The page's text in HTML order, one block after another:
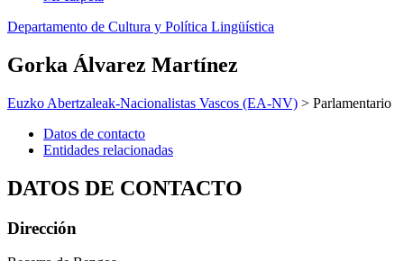
Departamento de Cultura y Política Lingüística
Gorka Álvarez Martínez
Euzko Abertzaleak-Nacionalistas Vascos (EA-NV) > Parlamentario
Datos de contacto
Entidades relacionadas
DATOS DE CONTACTO
Dirección